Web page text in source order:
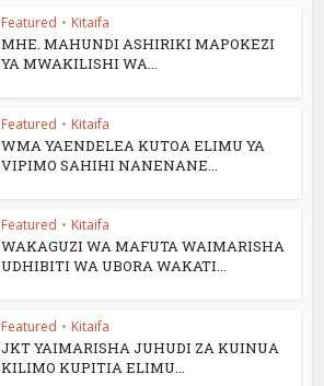
Featured • Kitaifa
MHE. MAHUNDI ASHIRIKI MAPOKEZI
YA MWAKILISHI WA...
Featured • Kitaifa
WMA YAENDELEA KUTOA ELIMU YA
VIPIMO SAHIHI NANENANE...
Featured • Kitaifa
WAKAGUZI WA MAFUTA WAIMARISHA
UDHIBITI WA UBORA WAKATI...
Featured • Kitaifa
JKT YAIMARISHA JUHUDI ZA KUINUA
KILIMO KUPITIA ELIMU...